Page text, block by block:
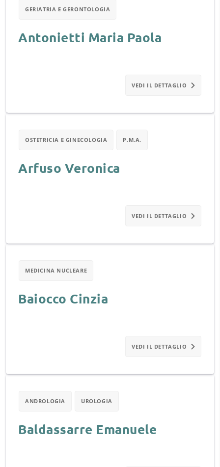
GERIATRIA E GERONTOLOGIA
Antonietti Maria Paola
VEDI IL DETTAGLIO
OSTETRICIA E GINECOLOGIA P.M.A.
Arfuso Veronica
VEDI IL DETTAGLIO
MEDICINA NUCLEARE
Baiocco Cinzia
VEDI IL DETTAGLIO
ANDROLOGIA UROLOGIA
Baldassarre Emanuele